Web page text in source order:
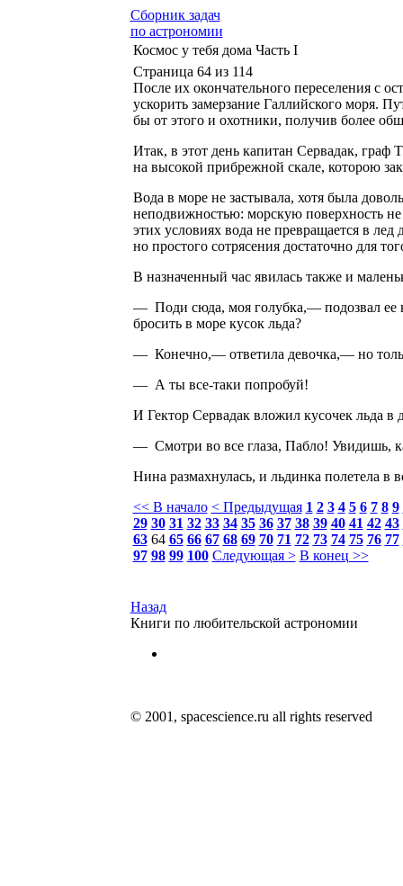
Сборник задач
по астрономии
Космос у тебя дома Часть I
Страница 64 из 114
После их окончательного переселения с
ускорить замерзание Галлийского моря.
бы от этого и охотники, получив более
Итак, в этот день капитан Сервадак, граф
на высокой прибрежной скале, которою
Вода в море не застывала, хотя была
неподвижностью: морскую поверхность
этих условиях вода не превращается в
но простого сотрясения достаточно для
В назначенный час явилась также и
— Поди сюда, моя голубка,— подозвал ее
бросить в море кусок льда?
— Конечно,— ответила девочка,— но
— А ты все-таки попробуй!
И Гектор Сервадак вложил кусочек льда в
— Смотри во все глаза, Пабло! Увидишь,
Нина размахнулась, и льдинка полетела в
<< В начало < Предыдущая 1 2 3 4 5 6 7 8 9
29 30 31 32 33 34 35 36 37 38 39 40 41 42 43
63 64 65 66 67 68 69 70 71 72 73 74 75 76 77
97 98 99 100 Следующая > В конец >>
Назад
Книги по любительской астрономии
© 2001, spacescience.ru all rights reserved